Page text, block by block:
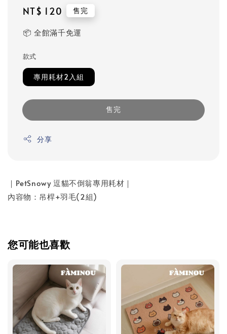
Regular
NT$ 120 售完
📦 全館滿千免運
款式
專用耗材2入組
售完
分享
｜PetSnowy 逗貓不倒翁專用耗材｜
內容物：吊桿+羽毛(2組)
您可能也喜歡